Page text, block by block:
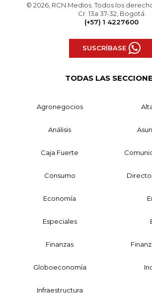
© 2026, RCN Medios. Todos los
Cr. 13a 37-32, Bogotá
(+57) 1 4227600
SUSCRÍBASE
TODAS LAS
Agronegocios
Análisis
Caja Fuerte
Consumo
Economía
Especiales
Finanzas
Globoeconomía
Infraestructura